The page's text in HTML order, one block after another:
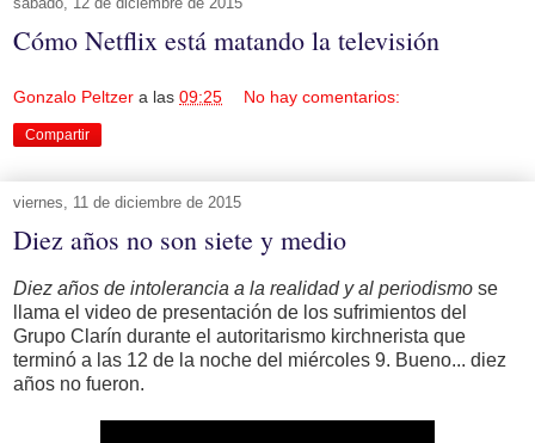
Cómo Netflix está matando la televisión
Gonzalo Peltzer a las 09:25 No hay comentarios:
Compartir
viernes, 11 de diciembre de 2015
Diez años no son siete y medio
Diez años de intolerancia a la realidad y al periodismo se
llama el video de presentación de los sufrimientos del
Grupo Clarín durante el autoritarismo kirchnerista que
terminó a las 12 de la noche del miércoles 9. Bueno... diez
años no fueron.